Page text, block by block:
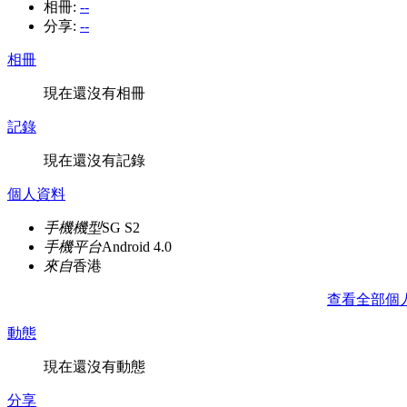
相冊: --
分享: --
相冊
現在還沒有相冊
記錄
現在還沒有記錄
個人資料
手機機型SG S2
手機平台Android 4.0
來自香港
查看全部個
動態
現在還沒有動態
分享